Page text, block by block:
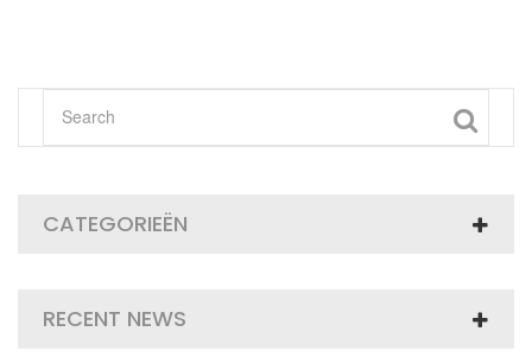
CATEGORIEËN
RECENT NEWS